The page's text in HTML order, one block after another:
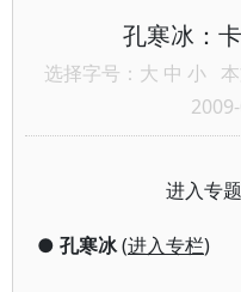
孔寒冰：
选择字号： 大 中 小
进入专
● 孔寒冰(进入专栏)